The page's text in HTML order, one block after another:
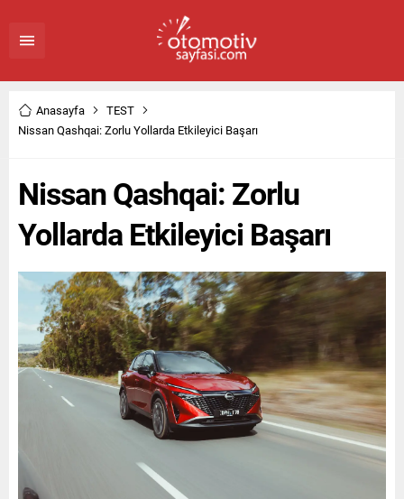
Anasayfa
TEST
Nissan Qashqai: Zorlu Yollarda Etkileyici Başarı
Nissan Qashqai: Zorlu
Yollarda Etkileyici Başarı